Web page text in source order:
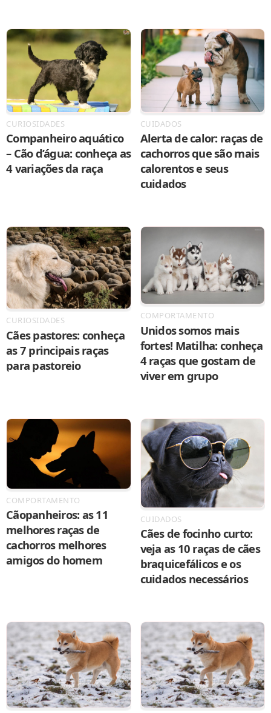
CURIOSIDADES
Companheiro aquático
– Cão d’água: conheça as
4 variações da raça
CUIDADOS
Alerta de calor: raças de
cachorros que são mais
calorentos e seus
cuidados
CURIOSIDADES
Cães pastores: conheça
as 7 principais raças
para pastoreio
COMPORTAMENTO
Unidos somos mais
fortes! Matilha: conheça
4 raças que gostam de
viver em grupo
COMPORTAMENTO
Cãopanheiros: as 11
melhores raças de
cachorros melhores
amigos do homem
CUIDADOS
Cães de focinho curto:
veja as 10 raças de cães
braquicefálicos e os
cuidados necessários